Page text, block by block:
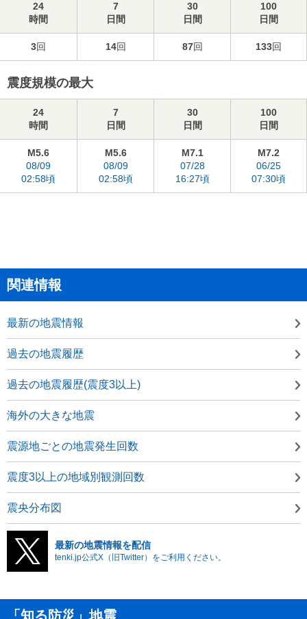
24
時間
7
日間
30
日間
100
日間
3回 14回 87回 133回
震度規模の最大
24
時間
7
日間
30
日間
100
日間
M5.6
08/09
02:58頃
M5.6
08/09
02:58頃
M7.1
07/28
16:27頃
M7.2
06/25
07:30頃
関連情報
最新の地震情報
過去の地震履歴
過去の地震履歴(震度3以上)
海外の大きな地震
震源地ごとの地震発生回数
震度3以上の地域別観測回数
震央分布図
最新の地震情報を配信
tenki.jp公式X（旧Twitter）をご利用ください。
「知る防災」地震